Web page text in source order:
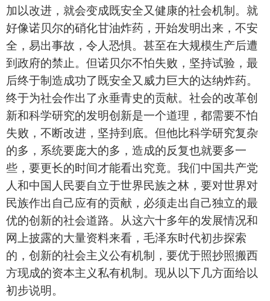
加以改进，就会变成既安全又健康的社会机制。就
好像诺贝尔的硝化甘油炸药，开始发明出来，不安
全，易出事故，令人恐惧。甚至在大规模生产后遭
到政府的禁止。但诺贝尔不怕失败，坚持试验，最
后终于制造成功了既安全又威力巨大的达纳炸药。
终于为社会作出了永垂青史的贡献。社会的改革创
新和科学研究的发明创新是一个道理，都需要不怕
失败，不断改进，坚持到底。但他比科学研究复杂
的多，系统要庞大的多，造成的反复也就要多一
些，要更长的时间才能看出究竟。我们中国共产党
人和中国人民要自立于世界民族之林，要对世界对
民族作出自己应有的贡献，必须走出自己独立的最
优的创新的社会道路。从这六十多年的发展情况和
网上披露的大量资料来看，毛泽东时代初步探索
的，创新的社会主义公有机制，要优于照抄照搬西
方现成的资本主义私有机制。现从以下几方面给以
初步说明。